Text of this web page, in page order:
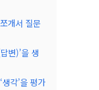
개서 질문
변)’을 생
각’을 평가